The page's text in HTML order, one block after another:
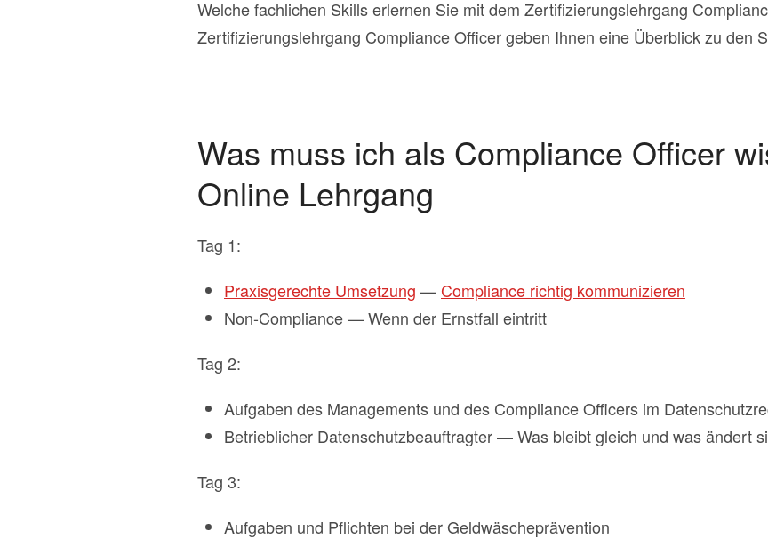
Welche fachlichen Skills erlernen Sie mit dem Zertifizierungslehrgang
Zertifizierungslehrgang Compliance Officer geben Ihnen eine Überblick zu den
Was muss ich als Compliance Officer
Online Lehrgang
Tag 1:
Praxisgerechte Umsetzung — Compliance richtig kommunizieren
Non-Compliance — Wenn der Ernstfall eintritt
Tag 2:
Aufgaben des Managements und des Compliance Officers im
Betrieblicher Datenschutzbeauftragter — Was bleibt gleich und was ändert
Tag 3:
Aufgaben und Pflichten bei der Geldwäscheprävention